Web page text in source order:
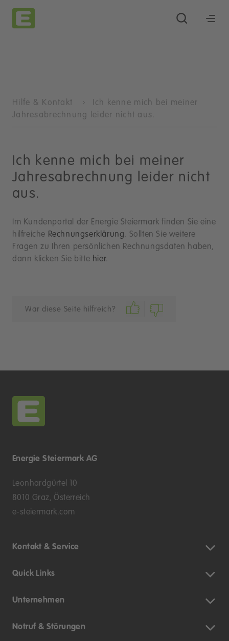
Hilfe & Kontakt
Ich kenne mich bei meiner
Jahresabrechnung leider nicht aus.
Ich kenne mich bei meiner
Jahresabrechnung leider nicht
aus.
Im Kundenportal der Energie Steiermark finden Sie eine
hilfreiche Rechnungserklärung. Sollten Sie weitere
Fragen zu Ihren persönlichen Rechnungsdaten haben,
dann klicken Sie bitte hier.
War diese Seite hilfreich?
Energie Steiermark AG
Leonhardgürtel 10
8010 Graz, Österreich
e-steiermark.com
Kontakt & Service
Quick Links
Unternehmen
Notruf & Störungen